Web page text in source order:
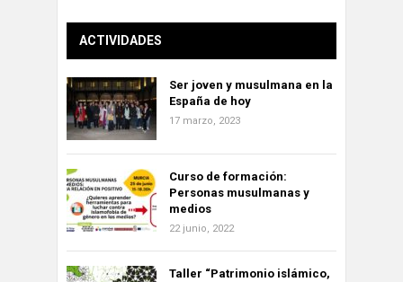
ACTIVIDADES
Ser joven y musulmana en la
España de hoy
17 marzo, 2023
Curso de formación:
Personas musulmanas y
medios
22 junio, 2022
Taller “Patrimonio islámico,